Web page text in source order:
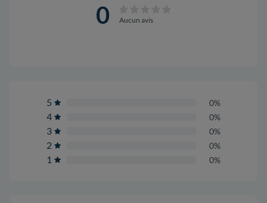
0 Aucun avis
5 0%
4 0%
3 0%
2 0%
1 0%